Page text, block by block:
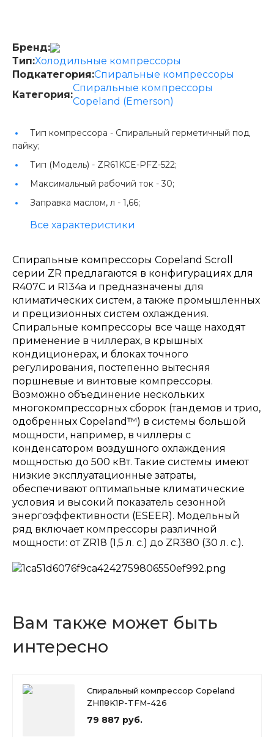
Бренд:
Тип:Холодильные компрессоры
Подкатегория:Спиральные компрессоры
Категория:
Спиральные компрессоры
Copeland (Emerson)
Тип компрессора - Спиральный герметичный под
пайку;
Тип (Модель) - ZR61KCE-PFZ-522;
Максимальный рабочий ток - 30;
Заправка маслом, л - 1,66;
Все характеристики
Спиральные компрессоры Copeland Scroll
серии ZR предлагаются в конфигурациях для
R407C и R134a и предназначены для
климатических систем, а также промышленных
и прецизионных систем охлаждения.
Спиральные компрессоры все чаще находят
применение в чиллерах, в крышных
кондиционерах, и блоках точного
регулирования, постепенно вытесняя
поршневые и винтовые компрессоры.
Возможно объединение нескольких
многокомпрессорных сборок (тандемов и трио,
одобренных Copeland™) в системы большой
мощности, например, в чиллеры с
конденсатором воздушного охлаждения
мощностью до 500 кВт. Такие системы имеют
низкие эксплуатационные затраты,
обеспечивают оптимальные климатические
условия и высокий показатель сезонной
энергоэффективности (ESEER). Модельный
ряд включает компрессоры различной
мощности: от ZR18 (1,5 л. с.) до ZR380 (30 л. с.).
Вам также может быть
интересно
Спиральный компрессор Copeland
ZHI18K1P-TFM-426
79 887 руб.